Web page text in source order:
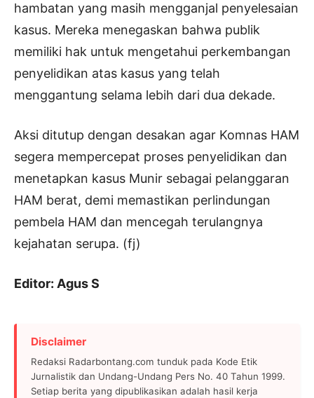
hambatan yang masih mengganjal penyelesaian
kasus. Mereka menegaskan bahwa publik
memiliki hak untuk mengetahui perkembangan
penyelidikan atas kasus yang telah
menggantung selama lebih dari dua dekade.
Aksi ditutup dengan desakan agar Komnas HAM
segera mempercepat proses penyelidikan dan
menetapkan kasus Munir sebagai pelanggaran
HAM berat, demi memastikan perlindungan
pembela HAM dan mencegah terulangnya
kejahatan serupa. (fj)
Editor: Agus S
Disclaimer
Redaksi Radarbontang.com tunduk pada Kode Etik
Jurnalistik dan Undang-Undang Pers No. 40 Tahun 1999.
Setiap berita yang dipublikasikan adalah hasil kerja